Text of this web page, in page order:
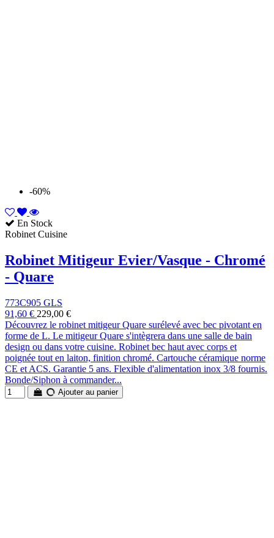
-60%
En Stock
Robinet Cuisine
Robinet Mitigeur Evier/Vasque - Chromé
- Quare
773C905 GLS
91,60 € 229,00 €
Découvrez le robinet mitigeur Quare surélevé avec bec pivotant en
forme de L. Le mitigeur Quare s'intègrera dans une salle de bain
design ou dans votre cuisine. Robinet bec haut avec corps et
poignée tout en laiton, finition chromé. Cartouche céramique norme
CE et ACS. Garantie 5 ans. Flexible d'alimentation inox 3/8 fournis.
Bonde/Siphon à commander...
Ajouter au panier